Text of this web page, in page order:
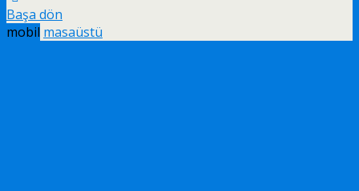
Başa dön
mobil masaüstü